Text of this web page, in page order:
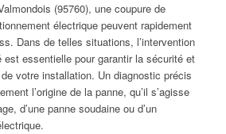
(95760), une coupure de
électrique peuvent rapidement
Dans de telles situations, l’intervention
est essentielle pour garantir la sécurité et
votre installation. Un diagnostic précis
l’origine de la panne, qu’il s’agisse
d’une panne soudaine ou d’un